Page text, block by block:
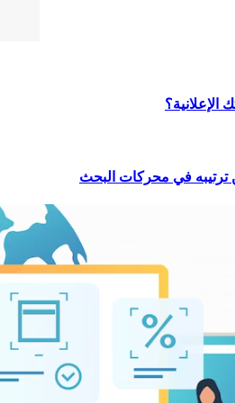
الإعلانية؟
في محركات البحث